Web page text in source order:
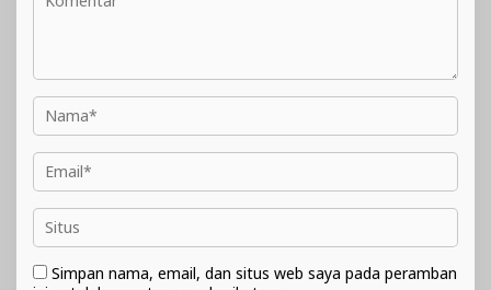
Simpan nama, email, dan situs web saya pada peramban